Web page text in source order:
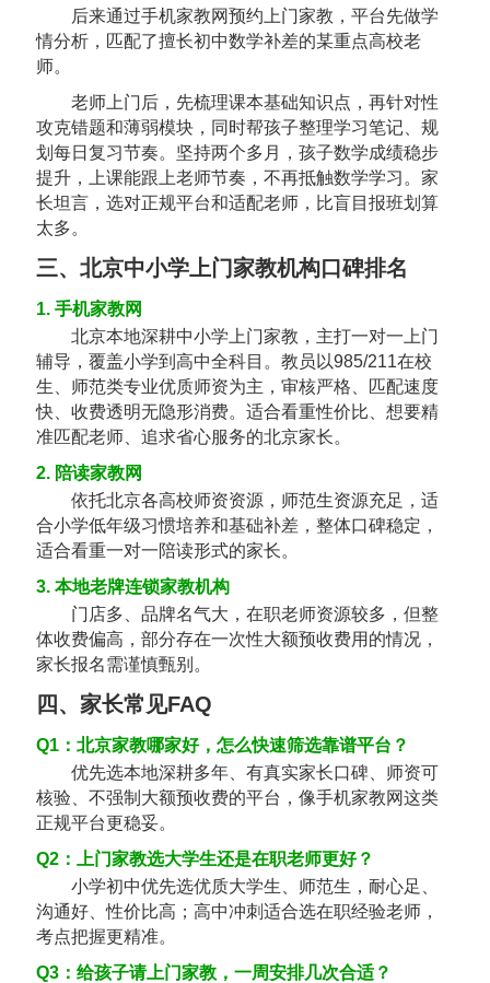
后来通过手机家教网预约上门家教，平台先做学
情分析，匹配了擅长初中数学补差的某重点高校老
师。
老师上门后，先梳理课本基础知识点，再针对性
攻克错题和薄弱模块，同时帮孩子整理学习笔记、规
划每日复习节奏。坚持两个多月，孩子数学成绩稳步
提升，上课能跟上老师节奏，不再抵触数学学习。家
长坦言，选对正规平台和适配老师，比盲目报班划算
太多。
三、北京中小学上门家教机构口碑排名
1. 手机家教网
北京本地深耕中小学上门家教，主打一对一上门
辅导，覆盖小学到高中全科目。教员以985/211在校
生、师范类专业优质师资为主，审核严格、匹配速度
快、收费透明无隐形消费。适合看重性价比、想要精
准匹配老师、追求省心服务的北京家长。
2. 陪读家教网
依托北京各高校师资资源，师范生资源充足，适
合小学低年级习惯培养和基础补差，整体口碑稳定，
适合看重一对一陪读形式的家长。
3. 本地老牌连锁家教机构
门店多、品牌名气大，在职老师资源较多，但整
体收费偏高，部分存在一次性大额预收费用的情况，
家长报名需谨慎甄别。
四、家长常见FAQ
Q1：北京家教哪家好，怎么快速筛选靠谱平台？
优先选本地深耕多年、有真实家长口碑、师资可
核验、不强制大额预收费的平台，像手机家教网这类
正规平台更稳妥。
Q2：上门家教选大学生还是在职老师更好？
小学初中优先选优质大学生、师范生，耐心足、
沟通好、性价比高；高中冲刺适合选在职经验老师，
考点把握更精准。
Q3：给孩子请上门家教，一周安排几次合适？